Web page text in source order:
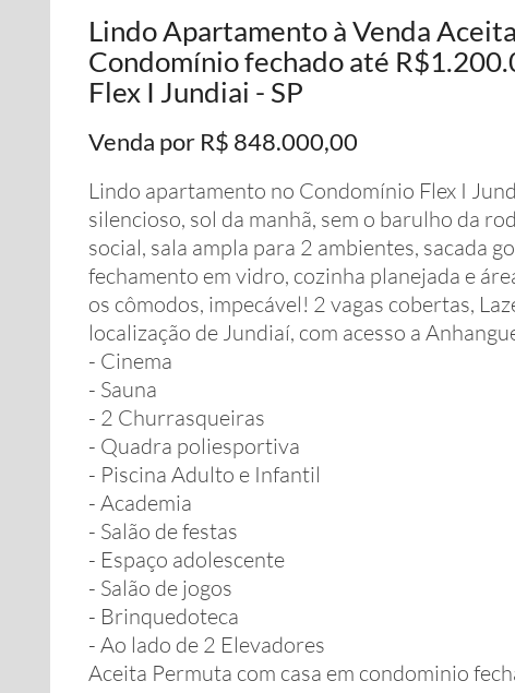
Lindo Apartamento à Venda
Condomínio fechado até
Flex I Jundiai - SP
Venda por R$ 848.000,00
Lindo apartamento no Condomínio Flex I
silencioso, sol da manhã, sem o barulho da
social, sala ampla para 2 ambientes, sacada
fechamento em vidro, cozinha planejada e
os cômodos, impecável! 2 vagas cobertas,
localização de Jundiaí, com acesso a
- Cinema
- Sauna
- 2 Churrasqueiras
- Quadra poliesportiva
- Piscina Adulto e Infantil
- Academia
- Salão de festas
- Espaço adolescente
- Salão de jogos
- Brinquedoteca
- Ao lado de 2 Elevadores
Aceita Permuta com casa em condominio